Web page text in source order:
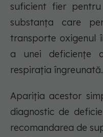
suficient fier
substanța care
transporte oxigenul
a unei deficiențe
respirația îngreunată.
Apariția acestor
diagnostic de
recomandarea de